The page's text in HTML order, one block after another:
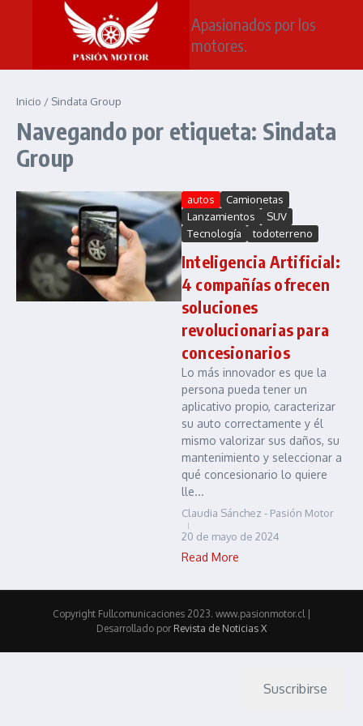
Saltar al contenido
Apasionados por los
motores.
Inicio / Sindata Group
Navegando por etiqueta: Sindata
Group
autos
Camionetas
Lanzamientos
SUV
Tecnología
todoterreno
Inteligencia Artificial:
4 compañías ofrecen
soluciones
revolucionarias para
concesionarios
Lo más innovador es que la
persona pueda tener un
aplicativo propio, caracterizar
su auto correctamente y él
mismo valorizar sus daños, su
mantenimiento y seleccionar a
qué concesionario lo quiere
lle...
Claudia Sánchez - Pasión Motor
20 de mayo de 2024
Read More
Copyright Fullcomunicaciones 2023. www.pasionmotor.cl |
Desarrollado por Revista de Noticias X
Suscribirse